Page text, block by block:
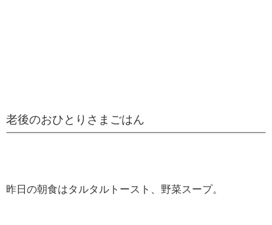
老後のおひとりさまごはん
昨日の朝食はタルタルトースト、野菜スープ。